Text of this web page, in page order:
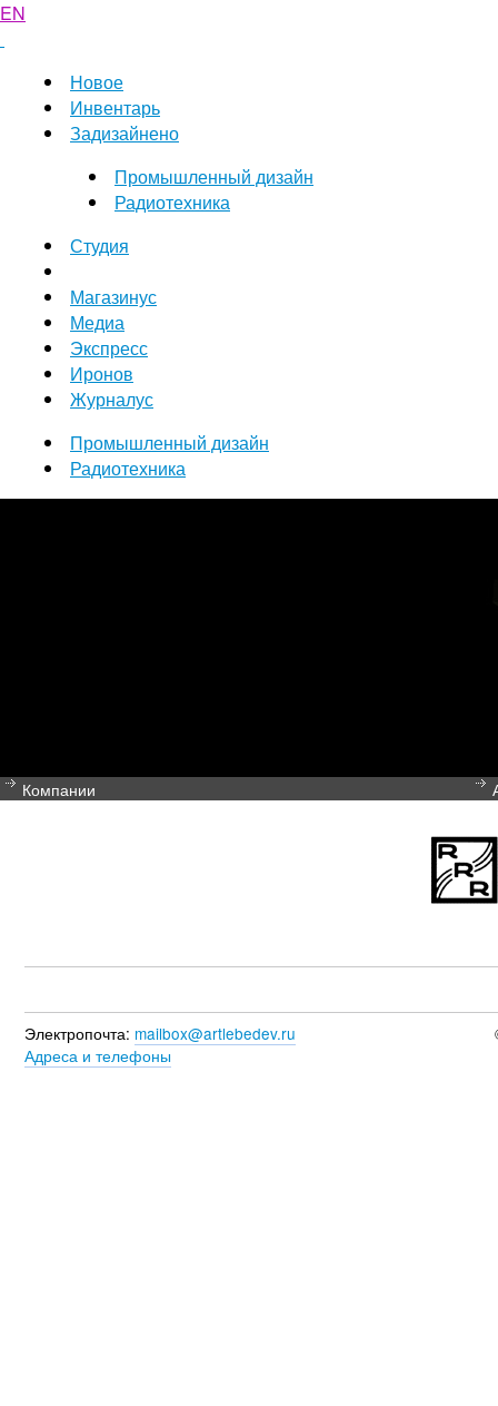
EN
Новое
Инвентарь
Задизайнено
Промышленный дизайн
Радиотехника
Студия
Магазинус
Медиа
Экспресс
Иронов
Журналус
Промышленный дизайн
Радиотехника
Компании
Электропочта: mailbox@artlebedev.ru
Адреса и телефоны